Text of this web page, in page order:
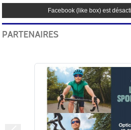
Facebook (like box) est
PARTENAIRES